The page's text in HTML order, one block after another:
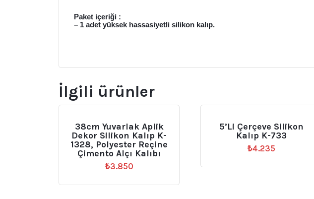
Paket içeriği :
– 1 adet yüksek hassasiyetli silikon kalıp.
İlgili ürünler
38cm Yuvarlak Aplik
Dekor Silikon Kalıp K-
1328, Polyester Reçine
Çimento Alçı Kalıbı
₺3.850
5’li Çerçeve Silikon
Kalıp K-733
₺4.235